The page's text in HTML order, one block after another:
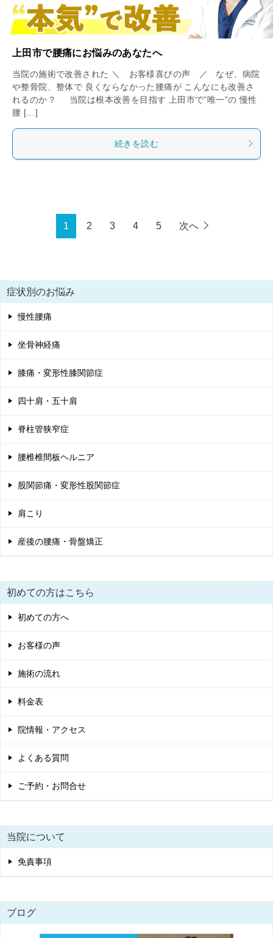
上田市で腰痛にお悩みのあなたへ
当院の施術で改善された ＼ お客様喜びの声 ／ なぜ、病院
や整骨院、整体で 良くならなかった腰痛が こんなにも改善さ
れるのか？ 当院は根本改善を目指す 上田市で”唯一”の 慢性
腰 […]
続きを読む
1 2 3 4 5 次へ
症状別のお悩み
慢性腰痛
坐骨神経痛
膝痛・変形性膝関節症
四十肩・五十肩
脊柱管狭窄症
腰椎椎間板ヘルニア
股関節痛・変形性股関節症
肩こり
産後の腰痛・骨盤矯正
初めての方はこちら
初めての方へ
お客様の声
施術の流れ
料金表
院情報・アクセス
よくある質問
ご予約・お問合せ
当院について
免責事項
ブログ